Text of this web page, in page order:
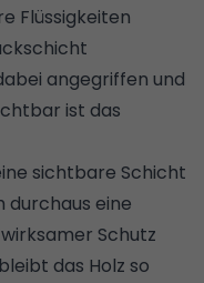
Flüssigkeiten
angegriffen und
ist das
sichtbare Schicht
durchaus eine
Schutz
das Holz so